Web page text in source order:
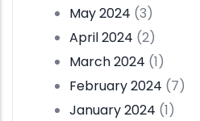
May 2024 (3)
April 2024 (2)
March 2024 (1)
February 2024 (7)
January 2024 (1)